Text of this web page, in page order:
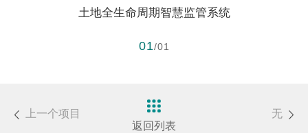
土地全生命周期智慧监管系统
01/01
上一个项目
返回列表
无